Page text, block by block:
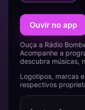
Ouvir no app
Ouça a Rádio
Acompanhe a
descubra músicas,
Logotipos, marcas
respectivos